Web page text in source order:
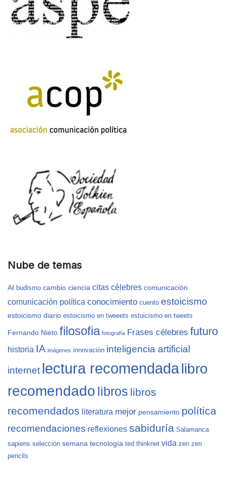
Nube de temas
AI budismo cambio ciencia citas célebres comunicación
comunicación política conocimiento cuento estoicismo
estoicismo diario estoicismo en tweeets estoicismo en tweets
Fernando Nieto filosofia fotografía Frases célebres futuro
historia IA imágenes innovación inteligencia artificial
internet lectura recomendadalibro
recomendado libros libros
recomendados literatura mejor pensamiento política
recomendaciones reflexiones sabiduría Salamanca
sapiens selección semana tecnología ted thinknet vida zen zen
pencils